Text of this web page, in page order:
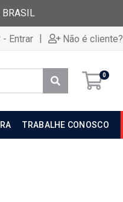
BRASIL
Entrar | Não é
0
TRABALHE CONOSCO